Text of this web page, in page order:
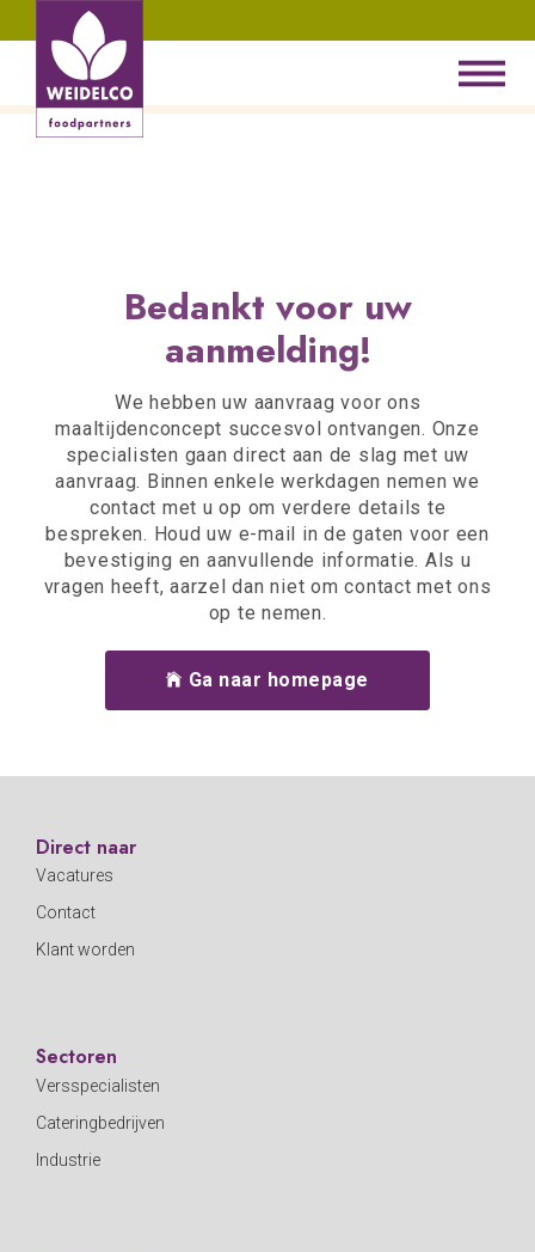
Bedankt voor uw
aanmelding!
We hebben uw aanvraag voor ons
maaltijdenconcept succesvol ontvangen. Onze
specialisten gaan direct aan de slag met uw
aanvraag. Binnen enkele werkdagen nemen we
contact met u op om verdere details te
bespreken. Houd uw e-mail in de gaten voor een
bevestiging en aanvullende informatie. Als u
vragen heeft, aarzel dan niet om contact met ons
op te nemen.
Ga naar homepage
Direct naar
Vacatures
Contact
Klant worden
Sectoren
Versspecialisten
Cateringbedrijven
Industrie